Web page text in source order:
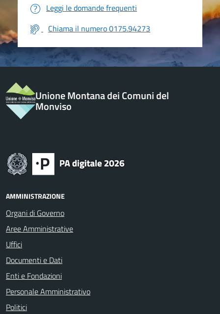
Leggi le domande frequenti
Chiama il numero 0175.94273
Unione Montana dei Comuni del
Monviso
AMMINISTRAZIONE
Organi di Governo
Aree Amministrative
Uffici
Documenti e Dati
Enti e Fondazioni
Personale Amministrativo
Politici